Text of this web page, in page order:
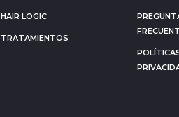
HAIR LOGIC
TRATAMIENTOS